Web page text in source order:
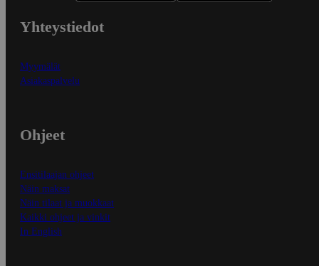
Yhteystiedot
Myymälät
Asiakaspalvelu
Ohjeet
Ensitilaajan ohjeet
Näin maksat
Näin tilaat ja muokkaat
Kaikki ohjeet ja vinkit
In English